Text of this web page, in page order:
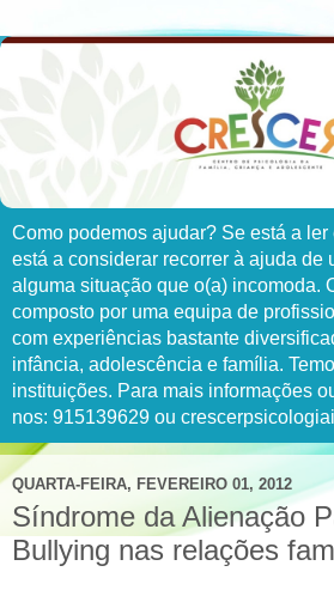
Como podemos ajudar? Se está a
está a considerar recorrer à ajuda de
alguma situação que o(a) incomoda.
composto por uma equipa de
com experiências bastante
infância, adolescência e família.
instituições. Para mais informações
nos: 915139629 ou
QUARTA-FEIRA, FEVEREIRO 01, 2012
Síndrome da Alienação
Bullying nas relações